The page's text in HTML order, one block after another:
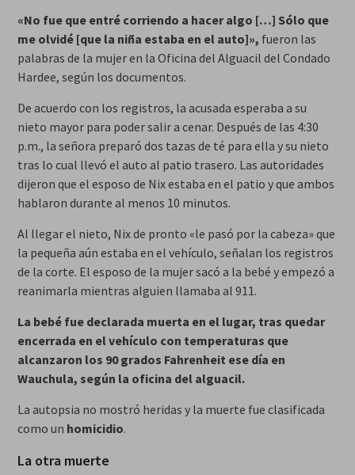
«No fue que entré corriendo a hacer algo […] Sólo que
me olvidé [que la niña estaba en el auto]», fueron las
palabras de la mujer en la Oficina del Alguacil del Condado
Hardee, según los documentos.
De acuerdo con los registros, la acusada esperaba a su
nieto mayor para poder salir a cenar. Después de las 4:30
p.m., la señora preparó dos tazas de té para ella y su nieto
tras lo cual llevó el auto al patio trasero. Las autoridades
dijeron que el esposo de Nix estaba en el patio y que ambos
hablaron durante al menos 10 minutos.
Al llegar el nieto, Nix de pronto «le pasó por la cabeza» que
la pequeña aún estaba en el vehículo, señalan los registros
de la corte. El esposo de la mujer sacó a la bebé y empezó a
reanimarla mientras alguien llamaba al 911.
La bebé fue declarada muerta en el lugar, tras quedar
encerrada en el vehículo con temperaturas que
alcanzaron los 90 grados Fahrenheit ese día en
Wauchula, según la oficina del alguacil.
La autopsia no mostró heridas y la muerte fue clasificada
como un homicidio.
La otra muerte